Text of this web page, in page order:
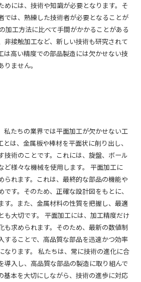
めには、技術や知識が必要となります。そ
では、熟練した技術者が必要となることが
加工方法に比べて手間がかかることがある
非接触加工など、新しい技術も研究されて
は高い精度での部品製造には欠かせない技
ません。
私たちの業界では平面加工が欠かせない工
は、金属板や棒材を平面状に削り出し、
技術のことです。これには、旋盤、ボール
ど様々な機械を使用します。 平面加工に
られます。これは、最終的な部品の機能や
す。そのため、正確な設計図をもとに、
す。また、金属材料の性質を把握し、最適
も大切です。 平面加工には、加工精度だけ
も求められます。そのため、最新の数値制
することで、高品質な部品を迅速かつ効率
なります。 私たちは、常に技術の進化に合
導入し、高品質な部品の製造に取り組んで
基本を大切にしながら、技術の進歩に対応